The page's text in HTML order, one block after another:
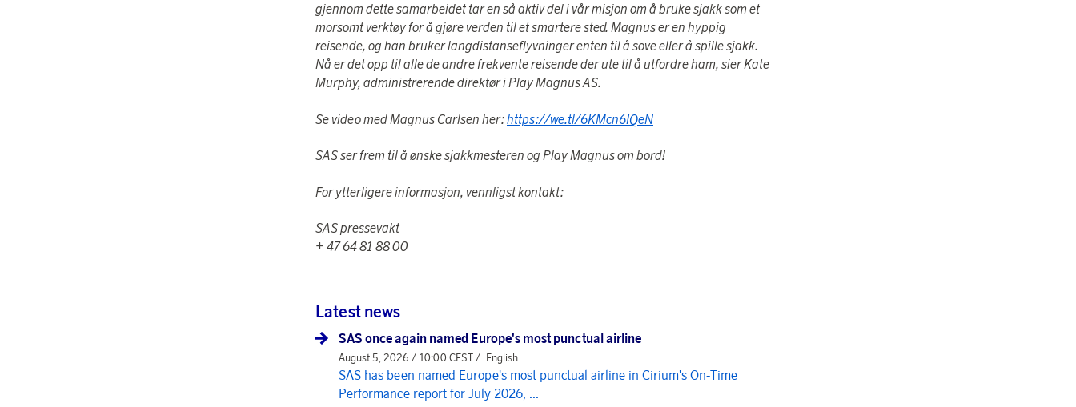
gjennom dette samarbeidet tar en så aktiv del i vår misjon om å bruke sjakk som et
morsomt verktøy for å gjøre verden til et smartere sted. Magnus er en hyppig
reisende, og han bruker langdistanseflyvninger enten til å sove eller å spille sjakk.
Nå er det opp til alle de andre frekvente reisende der ute til å utfordre ham, sier Kate
Murphy, administrerende direktør i Play Magnus AS.
Se video med Magnus Carlsen her:https://we.tl/6KMcn6IQeN
SAS ser frem til å ønske sjakkmesteren og Play Magnus om bord!
For ytterligere informasjon, vennligst kontakt:
SAS pressevakt
+ 47 64 81 88 00
Latest news
SAS once again named Europe's most punctual airline
August 5, 2026 / 10:00 CEST / English
SAS has been named Europe's most punctual airline in Cirium's On-Time
Performance report for July 2026, ...